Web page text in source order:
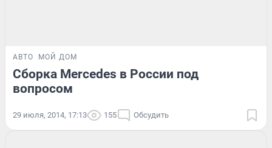
АВТО МОЙ ДОМ
Сборка Mercedes в России под
вопросом
29 июля, 2014, 17:13 155 Обсудить